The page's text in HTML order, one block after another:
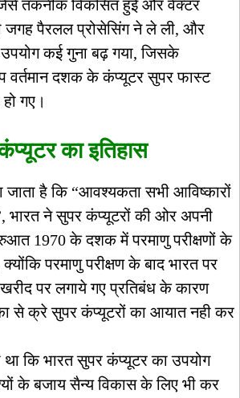
तकनीक विकसित हुई और वेक्टर
जगह पैरलल प्रोसेसिंग ने ले ली, और
कई गुना बढ़ गया, जिसके
वर्तमान दशक के कंप्यूटर सुपर फास्ट
गए।
का इतिहास
जाता है कि “आवश्यकता सभी आविष्कारों
भारत ने सुपर कंप्यूटरों की ओर अपनी
1970 के दशक में परमाणु परीक्षणों के
परमाणु परीक्षण के बाद भारत पर
खरीद पर लगाये गए प्रतिबंध के कारण
से क्रे सुपर कंप्यूटरों का आयात नही कर
कि भारत सुपर कंप्यूटर का उपयोग
के बजाय सैन्य विकास के लिए भी कर